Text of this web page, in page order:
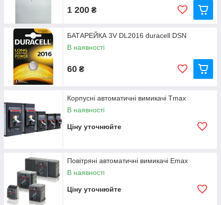
1 200 ₴
БАТАРЕЙКА 3V DL2016 duracell DSN
В наявності
60 ₴
Корпусні автоматичні вимикачі Tmax
В наявності
Ціну уточнюйте
Повітряні автоматичні вимикачі Emax
В наявності
Ціну уточнюйте